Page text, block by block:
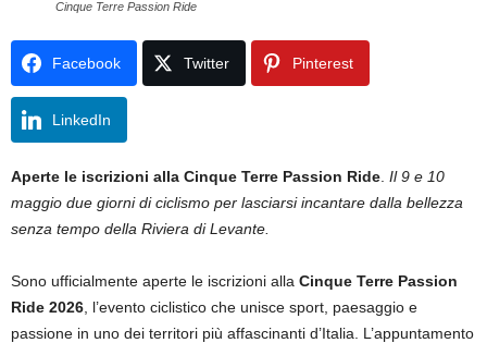
Cinque Terre Passion Ride
Facebook Twitter Pinterest
LinkedIn
Aperte le iscrizioni alla Cinque Terre Passion Ride Il 9 e 10
maggio due giorni di ciclismo per lasciarsi incantare dalla bellezza
senza tempo della Riviera di Levante.
Sono ufficialmente aperte le iscrizioni alla Cinque Terre Passion
Ride 2026 , l’evento ciclistico che unisce sport, paesaggio e
passione in uno dei territori più affascinanti d’Italia. L’appuntamento